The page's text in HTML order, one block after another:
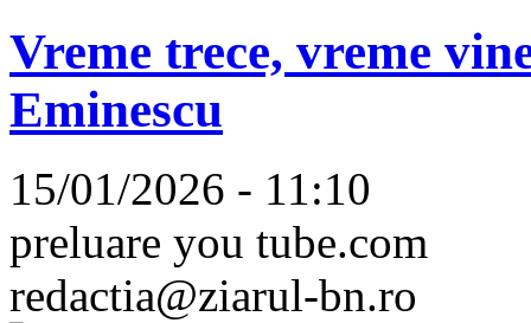
Vreme trece, vreme
Eminescu
15/01/2026 - 11:10
preluare you tube.com
redactia@ziarul-bn.ro